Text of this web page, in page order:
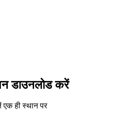
डाउनलोड करें
ही स्थान पर